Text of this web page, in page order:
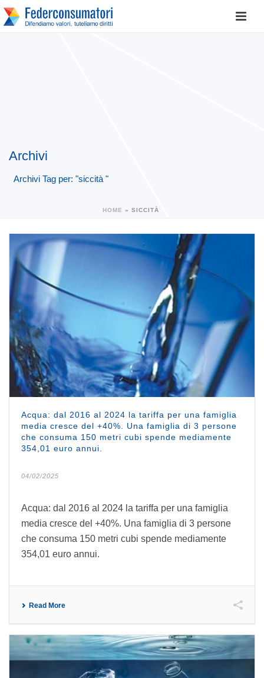
Archivi
Archivi Tag per: "siccità "
HOME » SICCITÀ
Acqua: dal 2016 al 2024 la tariffa per una famiglia
media cresce del +40%. Una famiglia di 3 persone
che consuma 150 metri cubi spende mediamente
354,01 euro annui.
04/02/2025
Acqua: dal 2016 al 2024 la tariffa per una famiglia
media cresce del +40%. Una famiglia di 3 persone
che consuma 150 metri cubi spende mediamente
354,01 euro annui.
Read More